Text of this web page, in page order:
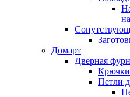
Домарт
Дверная
Крючки
Петли